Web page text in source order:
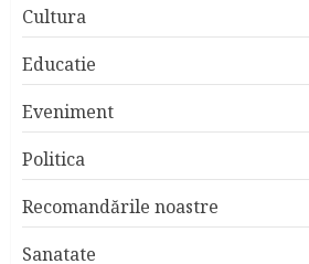
Cultura
Educatie
Eveniment
Politica
Recomandările noastre
Sanatate